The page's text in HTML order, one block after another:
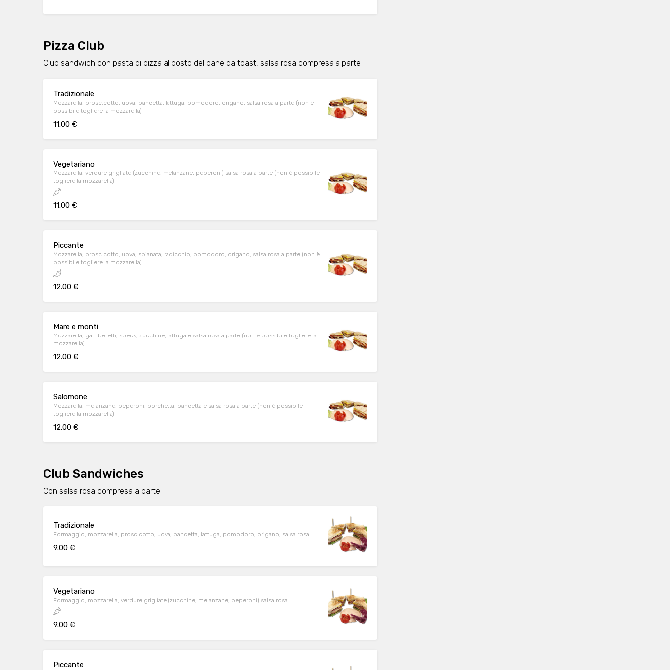
Pizza Club
Club sandwich con pasta di pizza al posto del pane da toast, salsa rosa compresa a parte
Tradizionale
Mozzarella, prosc.cotto, uova, pancetta, lattuga, pomodoro, origano, salsa rosa a parte (non è
possibile togliere la mozzarella)
11.00 €
Vegetariano
Mozzarella, verdure grigliate (zucchine, melanzane, peperoni) salsa rosa a parte (non è possibile
togliere la mozzarella)
11.00 €
Piccante
Mozzarella, prosc.cotto, uova, spianata, radicchio, pomodoro, origano, salsa rosa a parte (non è
possibile togliere la mozzarella)
12.00 €
Mare e monti
Mozzarella, gamberetti, speck, zucchine, lattuga e salsa rosa a parte (non è possibile togliere la
mozzarella)
12.00 €
Salomone
Mozzarella, melanzane, peperoni, porchetta, pancetta e salsa rosa a parte (non è possibile
togliere la mozzarella)
12.00 €
Club Sandwiches
Con salsa rosa compresa a parte
Tradizionale
Formaggio, mozzarella, prosc.cotto, uova, pancetta, lattuga, pomodoro, origano, salsa rosa
9.00 €
Vegetariano
Formaggio, mozzarella, verdure grigliate (zucchine, melanzane, peperoni) salsa rosa
9.00 €
Piccante